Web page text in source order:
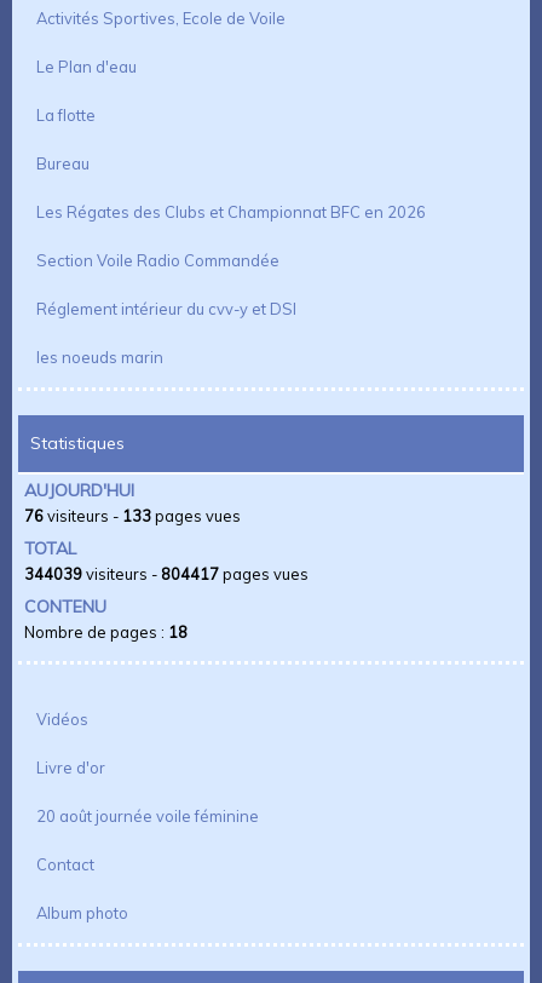
Activités Sportives, Ecole de Voile
Le Plan d'eau
La flotte
Bureau
Les Régates des Clubs et Championnat BFC en 2026
Section Voile Radio Commandée
Réglement intérieur du cvv-y et DSI
les noeuds marin
Statistiques
AUJOURD'HUI
76visiteurs - 133pages vues
TOTAL
344039visiteurs - 804417pages vues
CONTENU
Nombre de pages : 18
Vidéos
Livre d'or
20 août journée voile féminine
Contact
Album photo